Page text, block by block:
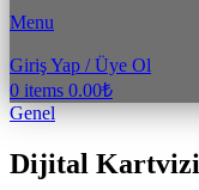
Menu
Giriş Yap / Üye Ol
0 items 0.00₺
Genel
Dijital